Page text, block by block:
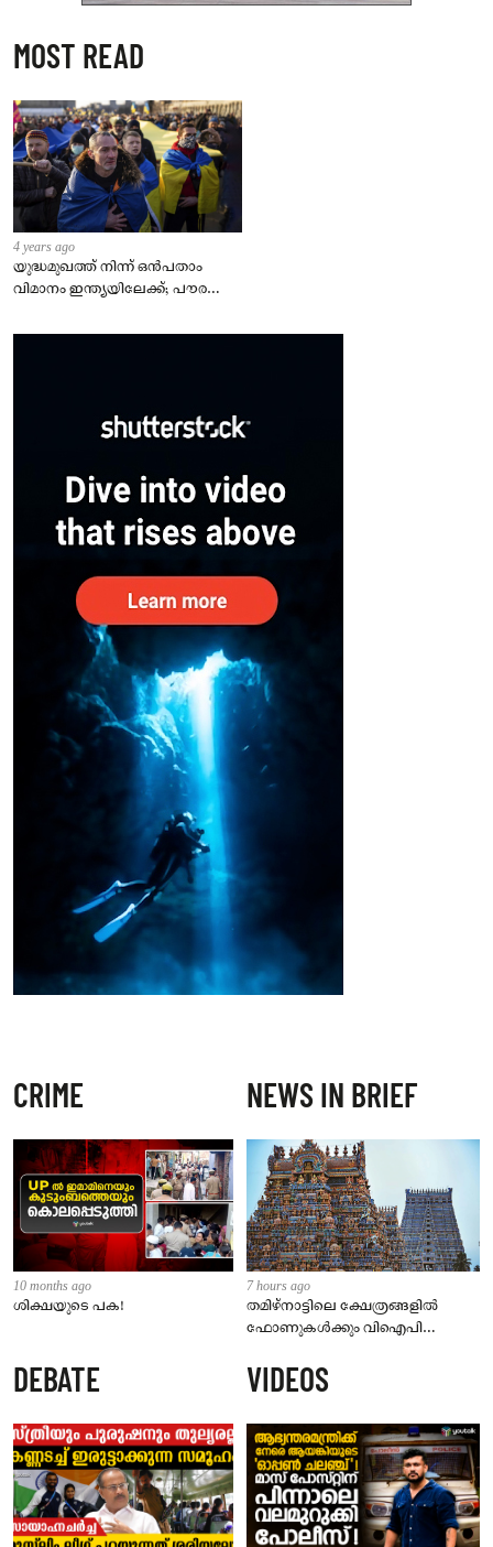
MOST READ
4 years ago
യുദ്ധമുഖത്ത് നിന്ന് ഒൻപതാം
വിമാനം ഇന്ത്യയിലേക്ക്; പൗരന്മാർ
– കേന്ദ്രം
CRIME
10 months ago
ശിക്ഷയുടെ പക!
NEWS IN BRIEF
7 hours ago
തമിഴ്‌നാട്ടിലെ ക്ഷേത്രങ്ങളിൽ
ഫോണുകൾക്കും വിഐപി
സെപ്റ്റംബർ 1 മുതൽ നിലവിൽ
വരും
DEBATE VIDEOS